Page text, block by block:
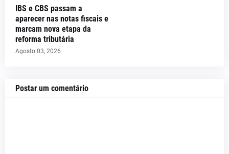
IBS e CBS passam a
aparecer nas notas fiscais e
marcam nova etapa da
reforma tributária
Agosto 03, 2026
Postar um comentário